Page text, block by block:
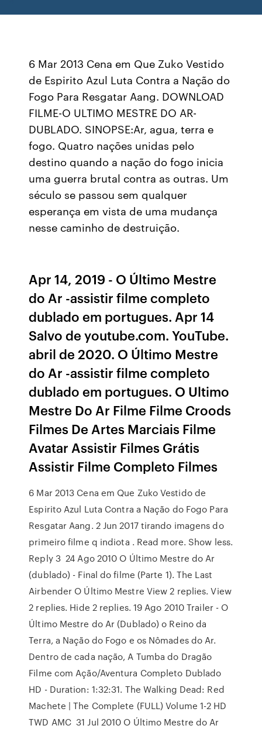
6 Mar 2013 Cena em Que Zuko Vestido
de Espirito Azul Luta Contra a Nação do
Fogo Para Resgatar Aang. DOWNLOAD
FILME-O ULTIMO MESTRE DO AR-
DUBLADO. SINOPSE:Ar, agua, terra e
fogo. Quatro nações unidas pelo
destino quando a nação do fogo inicia
uma guerra brutal contra as outras. Um
século se passou sem qualquer
esperança em vista de uma mudança
nesse caminho de destruição.
Apr 14, 2019 - O Último Mestre
do Ar -assistir filme completo
dublado em portugues. Apr 14
Salvo de youtube.com. YouTube.
abril de 2020. O Último Mestre
do Ar -assistir filme completo
dublado em portugues. O Ultimo
Mestre Do Ar Filme Filme Croods
Filmes De Artes Marciais Filme
Avatar Assistir Filmes Grátis
Assistir Filme Completo Filmes
6 Mar 2013 Cena em Que Zuko Vestido de
Espirito Azul Luta Contra a Nação do Fogo Para
Resgatar Aang. 2 Jun 2017 tirando imagens do
primeiro filme q indiota . Read more. Show less.
Reply 3 24 Ago 2010 O Último Mestre do Ar
(dublado) - Final do filme (Parte 1). The Last
Airbender O Último Mestre View 2 replies. View
2 replies. Hide 2 replies. 19 Ago 2010 Trailer - O
Último Mestre do Ar (Dublado) o Reino da
Terra, a Nação do Fogo e os Nômades do Ar.
Dentro de cada nação, A Tumba do Dragão
Filme com Ação/Aventura Completo Dublado
HD - Duration: 1:32:31. The Walking Dead: Red
Machete | The Complete (FULL) Volume 1-2 HD
TWD AMC 31 Jul 2010 O Último Mestre do Ar